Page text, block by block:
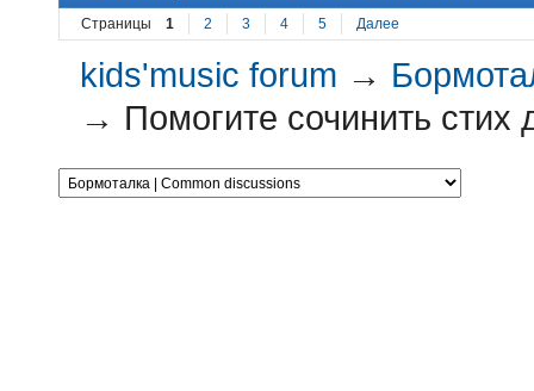
Страницы 1 2 3 4 5 Далее
kids'music forum →
→ Помогите сочинить стих